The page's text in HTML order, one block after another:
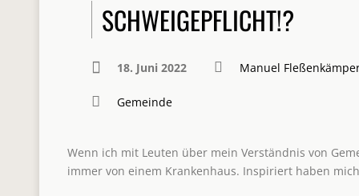
SCHWEIGEPFLICHT!?
18. Juni 2022 Manuel
Gemeinde
Wenn ich mit Leuten über mein Verständnis von
immer von einem Krankenhaus. Inspiriert haben